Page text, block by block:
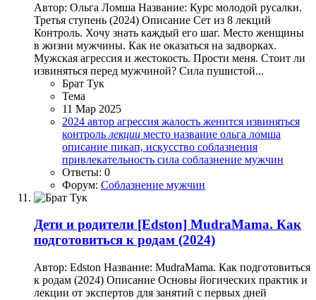
Автор: Ольга Ломша Название: Курс молодой русалки.
Третья ступень (2024) Описание Сет из 8 лекций
Контроль. Хочу знать каждый его шаг. Место женщины
в жизни мужчины. Как не оказаться на задворках.
Мужская агрессия и жестокость. Прости меня. Стоит ли
извиняться перед мужчиной? Сила пушистой...
Брат Тук
Тема
11 Мар 2025
2024 автор агрессия жалость женится извиняться
контроль лекции место название ольга ломша
описание пикап, искусство соблазнения
привлекательность сила соблазнение мужчин
Ответы: 0
Форум: Соблазнение мужчин
Дети и родители [Edston] MudraMama. Как
подготовиться к родам (2024)
Автор: Edston Название: MudraMama. Как подготовиться
к родам (2024) Описание Основы йогических практик и
лекции от экспертов для занятий с первых дней